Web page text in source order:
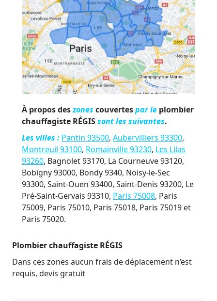
À propos deszones couvertespar le plombier
chauffagiste RÉGISsont les suivantes.
Les villes : Pantin 93500, Aubervilliers 93300,
Montreuil 93100, Romainville 93230, Les Lilas
93260, Bagnolet 93170, La Courneuve 93120,
Bobigny 93000, Bondy 9340, Noisy-le-Sec
93300, Saint-Ouen 93400, Saint-Denis 93200, Le
Pré-Saint-Gervais 93310, Paris 75008, Paris
75009, Paris 75010, Paris 75018, Paris 75019 et
Paris 75020.
Plombier chauffagiste RÉGIS
Dans ces zones aucun frais de déplacement n’est
requis, devis gratuit